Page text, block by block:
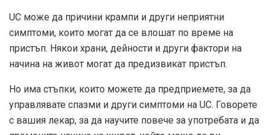
UC може да причини крампи и други неприятни
симптоми, които могат да се влошат по време на
пристъп. Някои храни, дейности и други фактори на
начина на живот могат да предизвикат пристъп.
Но има стъпки, които можете да предприемете, за да
управлявате спазми и други симптоми на UC. Говорете
с вашия лекар, за да научите повече за употребата и да